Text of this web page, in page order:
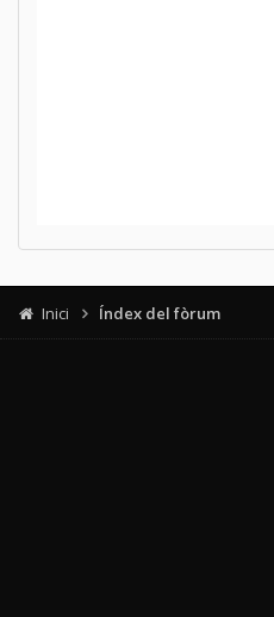
Inici Índex del fòrum